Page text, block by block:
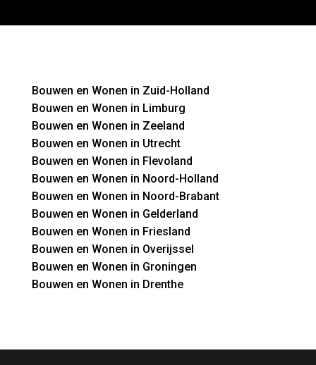
Bouwen en Wonen in Zuid-Holland
Bouwen en Wonen in Limburg
Bouwen en Wonen in Zeeland
Bouwen en Wonen in Utrecht
Bouwen en Wonen in Flevoland
Bouwen en Wonen in Noord-Holland
Bouwen en Wonen in Noord-Brabant
Bouwen en Wonen in Gelderland
Bouwen en Wonen in Friesland
Bouwen en Wonen in Overijssel
Bouwen en Wonen in Groningen
Bouwen en Wonen in Drenthe